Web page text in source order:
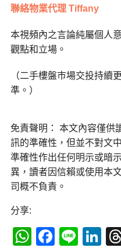
聯絡物業代理 Tiffany
本視頻內之言論純屬個人
觀點和立場。
（二手樓盤巿場交投持續
準。）
免責聲明： 本文內容僅供
訊的準確性，但並不對文
準確性作出任何明示或暗
異，讀者因信賴或使用本
司概不負責。
分享:
WhatsApp
Line